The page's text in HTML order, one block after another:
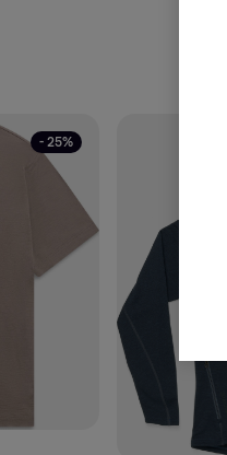
- 25%